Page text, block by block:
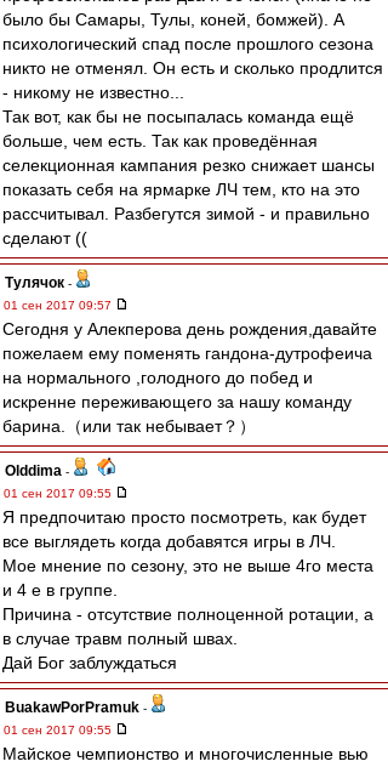
было бы Самары, Тулы, коней, бомжей). А
психологический спад после прошлого сезона
никто не отменял. Он есть и сколько продлится
- никому не известно...
Так вот, как бы не посыпалась команда ещё
больше, чем есть. Так как проведённая
селекционная кампания резко снижает шансы
показать себя на ярмарке ЛЧ тем, кто на это
рассчитывал. Разбегутся зимой - и правильно
сделают ((
Тулячок -
01 сен 2017 09:57
Сегодня у Алекперова день рождения,давайте
пожелаем ему поменять гандона-дутрофеича
на нормального ,голодного до побед и
искренне переживающего за нашу команду
барина.（или так небывает？）
Olddima -
01 сен 2017 09:55
Я предпочитаю просто посмотреть, как будет
все выглядеть когда добавятся игры в ЛЧ.
Мое мнение по сезону, это не выше 4го места
и 4 е в группе.
Причина - отсутствие полноценной ротации, а
в случае травм полный швах.
Дай Бог заблуждаться
BuakawPorPramuk -
01 сен 2017 09:55
Майское чемпионство и многочисленные вью